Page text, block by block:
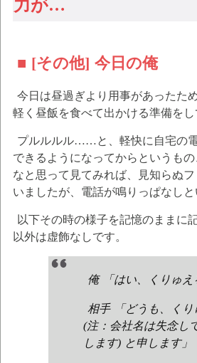
力が…
■ [その他] 今日の俺
今日は昼過ぎより用事があったた
軽く昼飯を食べて出かける準備をし
プルルルル……と、軽快に自宅の
できるようになってからというも
なと思って見てみれば、見知らぬ
いましたが、電話が鳴りっぱなし
以下その時の様子を記憶のままに
以外は虚飾なしです。
俺 「はい、くりゅえ
相手 「どうも、くり
(注：会社名は失念し
します) と申します」